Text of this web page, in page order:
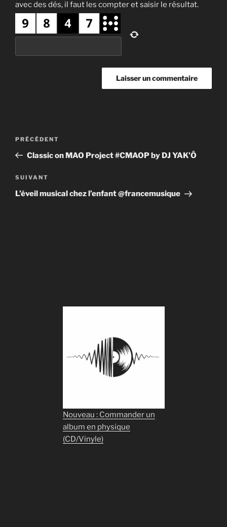
avec des dés, il faut les compter et saisir le résultat.
Navigation
l’article
Article
précédent
PRÉCÉDENT
Classic on MAO Project #CMAOP by DJ YAK’Ô
Article
suivant
SUIVANT
L’éveil musical chez l’enfant @francemusique
Nouveau : Commander un
album en physique
(CD/Vinyle)